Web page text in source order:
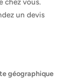
chez vous.
un devis
géographique